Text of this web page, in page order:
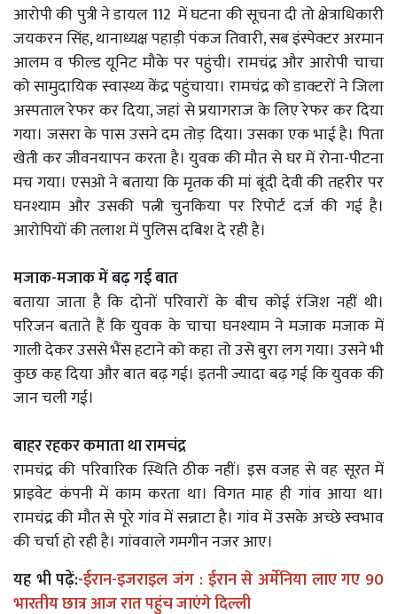
आरोपी की पुत्री ने डायल 112 में घटना की सूचना दी तो क्षेत्राधिकारी
जयकरन सिंह, थानाध्यक्ष पहाड़ी पंकज तिवारी, सब इंस्पेक्टर अरमान
आलम व फील्ड यूनिट मौके पर पहुंची। रामचंद्र और आरोपी चाचा
को सामुदायिक स्वास्थ्य केंद्र पहुंचाया। रामचंद्र को डाक्टरों ने जिला
अस्पताल रेफर कर दिया, जहां से प्रयागराज के लिए रेफर कर दिया
गया। जसरा के पास उसने दम तोड़ दिया। उसका एक भाई है। पिता
खेती कर जीवनयापन करता है। युवक की मौत से घर में रोना-पीटना
मच गया। एसओ ने बताया कि मृतक की मां बूंदी देवी की तहरीर पर
घनश्याम और उसकी पत्नी चुनकिया पर रिपोर्ट दर्ज की गई है।
आरोपियों की तलाश में पुलिस दबिश दे रही है।
मजाक-मजाक में बढ़ गई बात
बताया जाता है कि दोनों परिवारों के बीच कोई रंजिश नहीं थी।
परिजन बताते हैं कि युवक के चाचा घनश्याम ने मजाक मजाक में
गाली देकर उससे भैंस हटाने को कहा तो उसे बुरा लग गया। उसने भी
कुछ कह दिया और बात बढ़ गई। इतनी ज्यादा बढ़ गई कि युवक की
जान चली गई।
बाहर रहकर कमाता था रामचंद्र
रामचंद्र की परिवारिक स्थिति ठीक नहीं। इस वजह से वह सूरत में
प्राइवेट कंपनी में काम करता था। विगत माह ही गांव आया था।
रामचंद्र की मौत से पूरे गांव में सन्नाटा है। गांव में उसके अच्छे स्वभाव
की चर्चा हो रही है। गांववाले गमगीन नजर आए।
यह भी पढ़ें:-ईरान-इजराइल जंग : ईरान से अर्मेनिया लाए गए 90
भारतीय छात्र आज रात पहुंच जाएंगे दिल्ली